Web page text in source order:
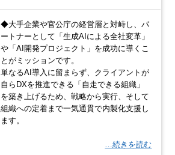
◆大手企業や官公庁の経営層と対峙し、パ
ートナーとして「生成AIによる全社変革」
や「AI開発プロジェクト」を成功に導くこ
とがミッションです。
単なるAI導入に留まらず、クライアントが
自らDXを推進できる「自走できる組織」
を築き上げるため、戦略から実行、そして
組織への定着まで一気通貫で内製化支援し
ます。
…続きを読む